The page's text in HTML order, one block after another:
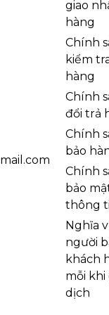
đèn thả pha lê
phẩm kết hợp
năng tán sắc ánh
lấp lánh, tạo
hợp kim bền bỉ
rung lắc, phù
phòng ăn
bảo tính thẩm
giao
hàng
Chính
kiểm
hàng
Chính
đổi trả
Chính
bảo
Chính
bảo
thông
Nghĩa
người
khách
mỗi khi
dịch